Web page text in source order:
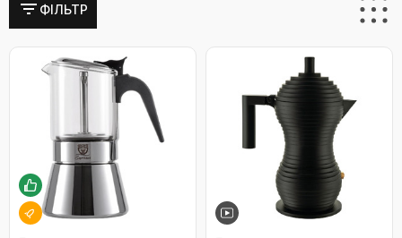
ФІЛЬТР